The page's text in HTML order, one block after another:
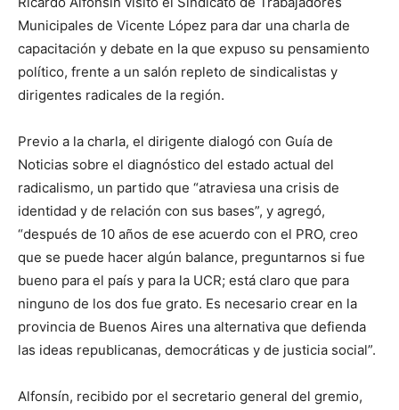
Municipales de Vicente López para dar una charla de
capacitación y debate en la que expuso su pensamiento
político, frente a un salón repleto de sindicalistas y
dirigentes radicales de la región.
Previo a la charla, el dirigente dialogó con Guía de
Noticias sobre el diagnóstico del estado actual del
radicalismo, un partido que “atraviesa una crisis de
identidad y de relación con sus bases”, y agregó,
“después de 10 años de ese acuerdo con el PRO, creo
que se puede hacer algún balance, preguntarnos si fue
bueno para el país y para la UCR; está claro que para
ninguno de los dos fue grato. Es necesario crear en la
provincia de Buenos Aires una alternativa que defienda
las ideas republicanas, democráticas y de justicia social”.
Alfonsín, recibido por el secretario general del gremio,